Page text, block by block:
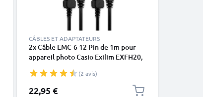
CÂBLES ET ADAPTATEURS
2x Câble EMC-6 12 Pin de 1m pour
appareil photo Casio Exilim EXFH20,
FC100, TR150, EXH15 transfert de
données 0.5A noir PVC
(2 avis)
22,95 €